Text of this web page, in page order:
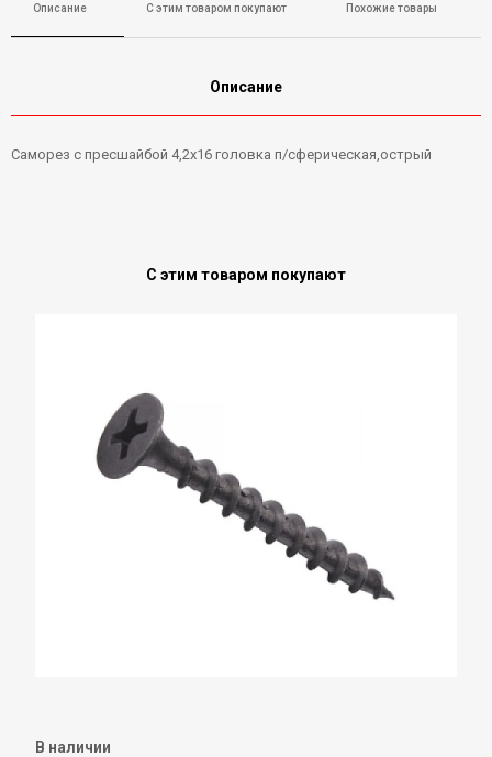
Описание С этим товаром покупают Похожие товары
Описание
Саморез с пресшайбой 4,2х16 головка п/сферическая,острый
С этим товаром покупают
В наличии